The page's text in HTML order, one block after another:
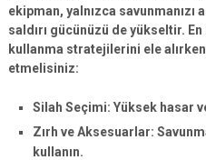
ekipman, yalnızca savunmanızı
saldırı gücünüzü de yükseltir.
kullanma stratejilerini ele
etmelisiniz:
Silah Seçimi: Yüksek hasar
Zırh ve Aksesuarlar:
kullanın.